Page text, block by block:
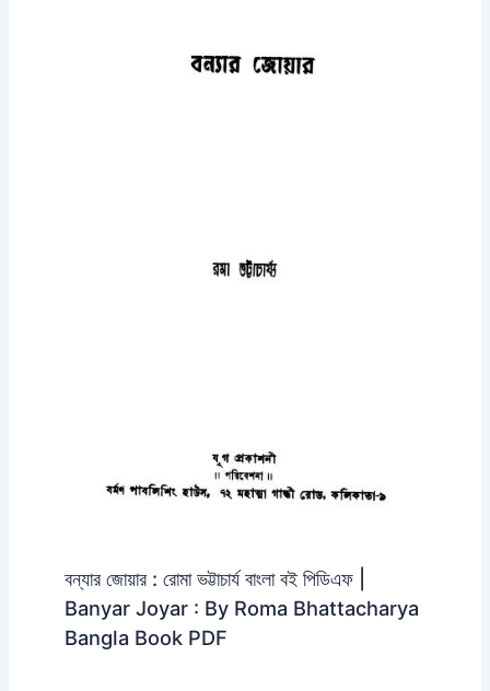
বন্যার জোয়ার : রোমা ভট্টাচার্য বাংলা বই পিডিএফ |
Banyar Joyar : By Roma Bhattacharya
Bangla Book PDF